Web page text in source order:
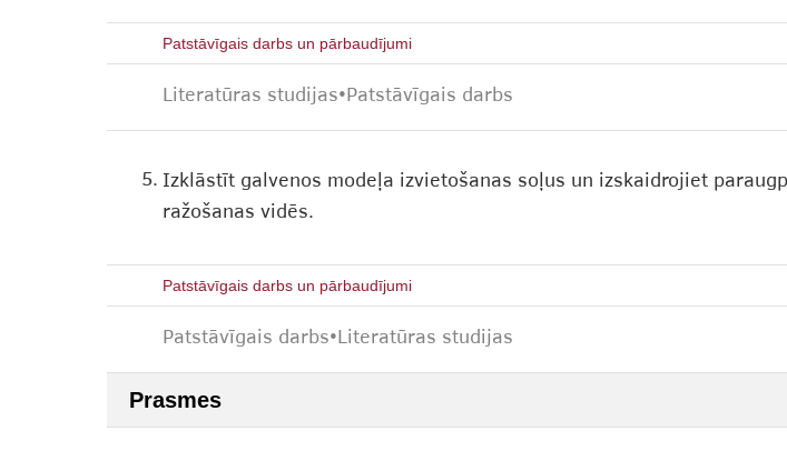
Patstāvīgais darbs un pārbaudījumi
Literatūras studijas•Patstāvīgais darbs
5. Izklāstīt galvenos modeļa izvietošanas soļus un izskaidrojiet
ražošanas vidēs.
Patstāvīgais darbs un pārbaudījumi
Patstāvīgais darbs•Literatūras studijas
Prasmes